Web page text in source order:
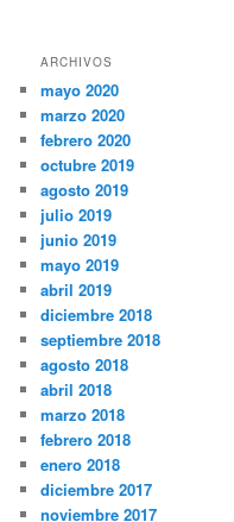
ARCHIVOS
mayo 2020
marzo 2020
febrero 2020
octubre 2019
agosto 2019
julio 2019
junio 2019
mayo 2019
abril 2019
diciembre 2018
septiembre 2018
agosto 2018
abril 2018
marzo 2018
febrero 2018
enero 2018
diciembre 2017
noviembre 2017